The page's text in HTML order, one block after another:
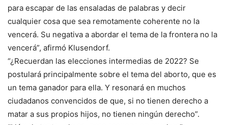
para escapar de las ensaladas de palabras y decir
cualquier cosa que sea remotamente coherente no la
vencerá. Su negativa a abordar el tema de la frontera no la
vencerá”, afirmó Klusendorf.
“¿Recuerdan las elecciones intermedias de 2022? Se
postulará principalmente sobre el tema del aborto, que es
un tema ganador para ella. Y resonará en muchos
ciudadanos convencidos de que, si no tienen derecho a
matar a sus propios hijos, no tienen ningún derecho”.